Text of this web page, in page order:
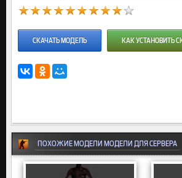
СКАЧАТЬ МОДЕЛЬ КАК УСТАНОВИТЬ
ПОХОЖИЕ МОДЕЛИ МОДЕЛИ ДЛЯ СЕРВЕРА